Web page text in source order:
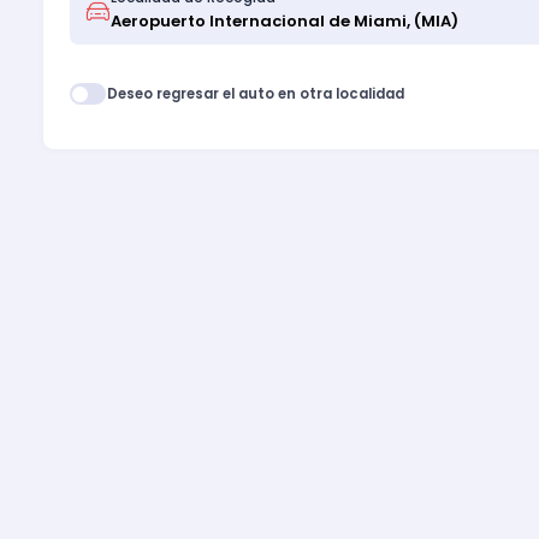
Deseo regresar el auto en otra localidad